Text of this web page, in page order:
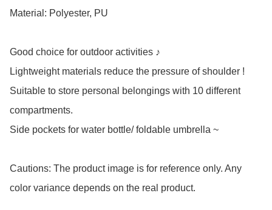
Material: Polyester, PU
Good choice for outdoor activities ♪
Lightweight materials reduce the pressure of shoulder !
Suitable to store personal belongings with 10 different
compartments.
Side pockets for water bottle/ foldable umbrella ~
Cautions: The product image is for reference only. Any
color variance depends on the real product.